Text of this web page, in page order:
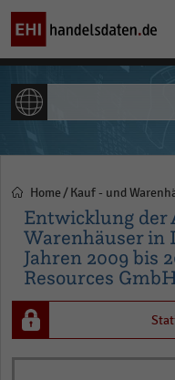
Pfadnavigation
Home Kauf - und
Entwicklung der
Warenhäuser in
Jahren 2009 bis
Resources